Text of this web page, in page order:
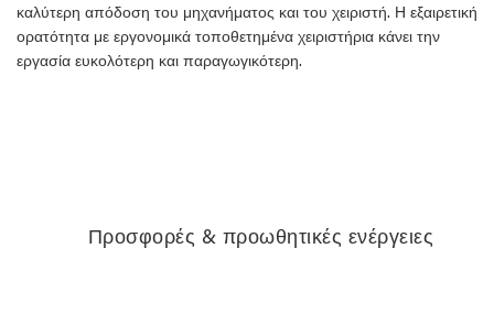
καλύτερη απόδοση του μηχανήματος και του χειριστή. Η εξαιρετική
ορατότητα με εργονομικά τοποθετημένα χειριστήρια κάνει την
εργασία ευκολότερη και παραγωγικότερη.
Προσφορές & προωθητικές ενέργειες